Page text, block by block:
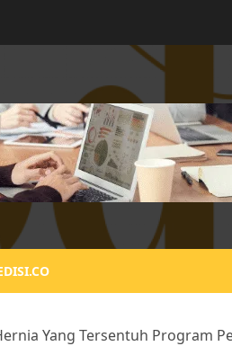
Yang Tersentuh Program